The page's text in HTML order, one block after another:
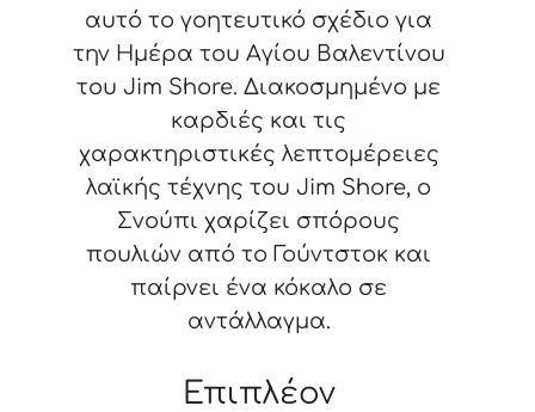
αυτό το γοητευτικό σχέδιο για
την Ημέρα του Αγίου Βαλεντίνου
του Jim Shore. Διακοσμημένο με
καρδιές και τις
χαρακτηριστικές λεπτομέρειες
λαϊκής τέχνης του Jim Shore, ο
Σνούπι χαρίζει σπόρους
πουλιών από το Γούντστοκ και
παίρνει ένα κόκαλο σε
αντάλλαγμα.
Επιπλέον